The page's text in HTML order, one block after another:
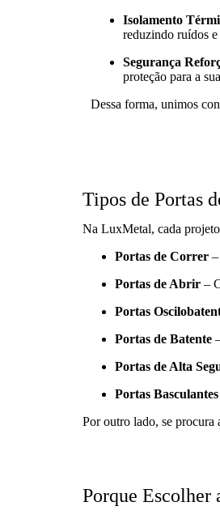
Isolamento
reduzindo ruídos e
Segurança
proteção para a
Dessa forma, unimos
Tipos de Portas
Na LuxMetal, cada
Portas de Correr
Portas de Abrir –
Portas
Portas de Batente
Portas de Alta
Portas Basculantes
Por outro lado, se procura
Porque Escolher